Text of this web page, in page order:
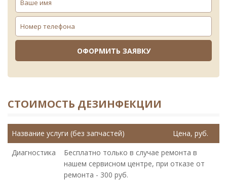
СТОИМОСТЬ ДЕЗИНФЕКЦИИ
Название услуги (без запчастей)
Цена, руб.
Диагностика
Бесплатно только в случае ремонта в
нашем сервисном центре, при отказе от
ремонта - 300 руб.